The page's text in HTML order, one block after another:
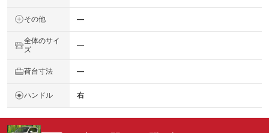
その他 ―
全体のサイ
ズ
―
荷台寸法 ―
ハンドル 右